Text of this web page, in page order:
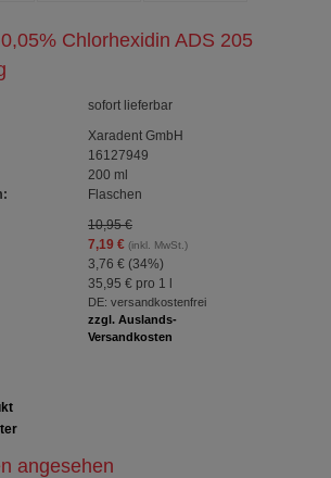
Chlorhexidin ADS 205
sofort lieferbar
Xaradent GmbH
16127949
200 ml
Flaschen
10,95 €
7,19 €(inkl. MwSt.)
3,76 € (34%)
35,95 €pro 1 l
DE: versandkostenfrei
zzgl. Auslands-
Versandkosten
angesehen